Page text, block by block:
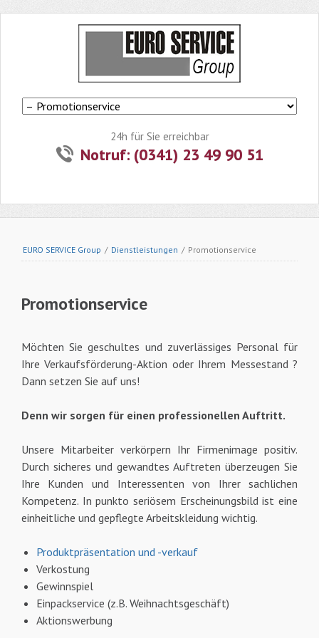
24h für Sie erreichbar
Notruf: (0341) 23 49 90 51
EURO SERVICE Group / Dienstleistungen / Promotionservice
Promotionservice
Möchten Sie geschultes und zuverlässiges Personal für
Ihre Verkaufsförderung-Aktion oder Ihrem Messestand ?
Dann setzen Sie auf uns!
Denn wir sorgen für einen professionellen Auftritt.
Unsere Mitarbeiter verkörpern Ihr Firmenimage positiv.
Durch sicheres und gewandtes Auftreten überzeugen Sie
Ihre Kunden und Interessenten von Ihrer sachlichen
Kompetenz. In punkto seriösem Erscheinungsbild ist eine
einheitliche und gepflegte Arbeitskleidung wichtig.
Produktpräsentation und -verkauf
Verkostung
Gewinnspiel
Einpackservice (z.B. Weihnachtsgeschäft)
Aktionswerbung